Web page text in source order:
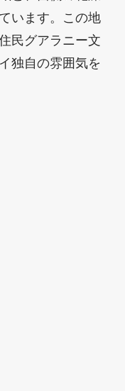
います。この地
民グアラニー文
独自の雰囲気を